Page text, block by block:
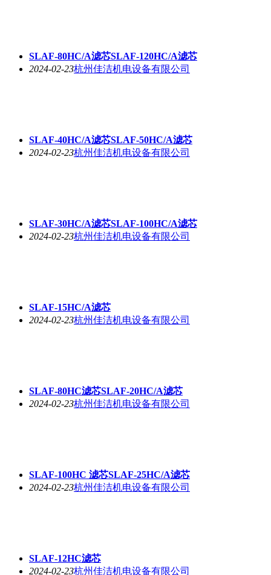
SLAF-80HC/A滤芯SLAF-120HC/A滤芯
2024-02-23杭州佳洁机电设备有限公司
SLAF-40HC/A滤芯SLAF-50HC/A滤芯
2024-02-23杭州佳洁机电设备有限公司
SLAF-30HC/A滤芯SLAF-100HC/A滤芯
2024-02-23杭州佳洁机电设备有限公司
SLAF-15HC/A滤芯
2024-02-23杭州佳洁机电设备有限公司
SLAF-80HC滤芯SLAF-20HC/A滤芯
2024-02-23杭州佳洁机电设备有限公司
SLAF-100HC 滤芯SLAF-25HC/A滤芯
2024-02-23杭州佳洁机电设备有限公司
SLAF-12HC滤芯
2024-02-23杭州佳洁机电设备有限公司